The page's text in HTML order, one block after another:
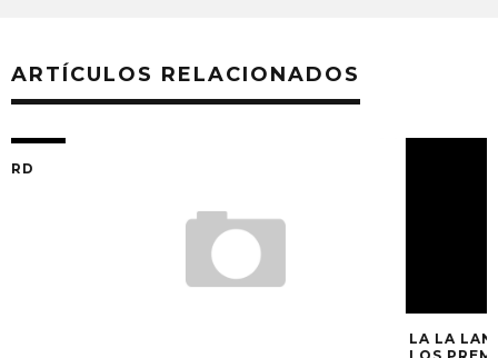
ARTÍCULOS RELACIONADOS
LA LA LAND